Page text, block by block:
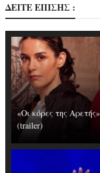
ΔΕΙΤΕ ΕΠΙΣΗΣ :
«Οι κόρες της
(trailer)